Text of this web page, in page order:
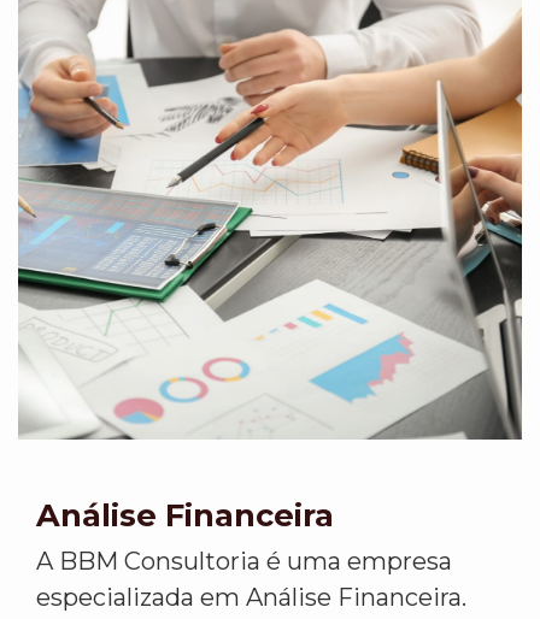
Análise Financeira
A BBM Consultoria é uma empresa
especializada em Análise Financeira.